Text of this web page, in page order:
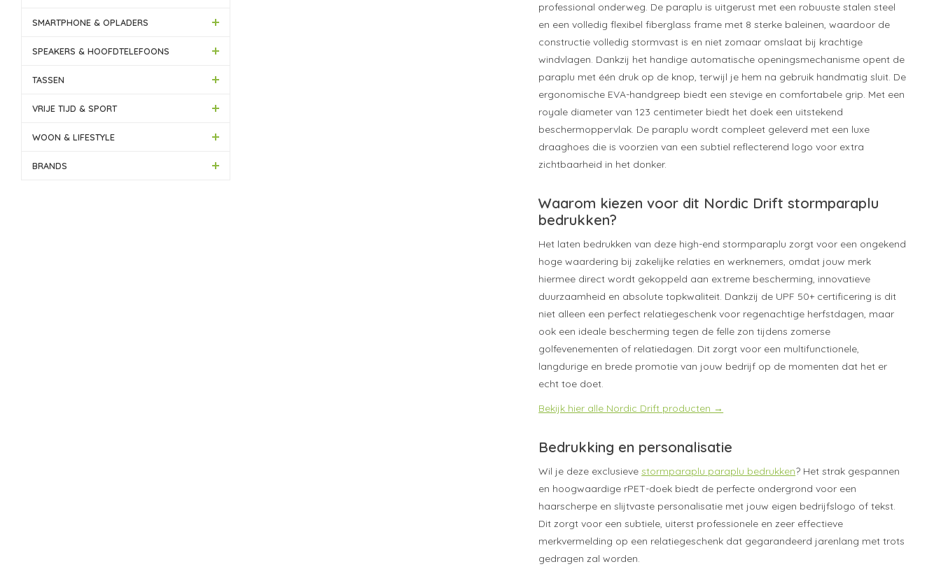
SMARTPHONE & OPLADERS
SPEAKERS & HOOFDTELEFOONS
TASSEN
VRIJE TIJD & SPORT
WOON & LIFESTYLE
BRANDS
professional onderweg. De paraplu is uitgerust met een robuuste stalen steel
en een volledig flexibel fiberglass frame met 8 sterke baleinen, waardoor de
constructie volledig stormvast is en niet zomaar omslaat bij krachtige
windvlagen. Dankzij het handige automatische openingsmechanisme opent de
paraplu met één druk op de knop, terwijl je hem na gebruik handmatig sluit. De
ergonomische EVA-handgreep biedt een stevige en comfortabele grip. Met een
royale diameter van 123 centimeter biedt het doek een uitstekend
beschermoppervlak. De paraplu wordt compleet geleverd met een luxe
draaghoes die is voorzien van een subtiel reflecterend logo voor extra
zichtbaarheid in het donker.
Waarom kiezen voor dit Nordic Drift stormparaplu
bedrukken?
Het laten bedrukken van deze high-end stormparaplu zorgt voor een ongekend
hoge waardering bij zakelijke relaties en werknemers, omdat jouw merk
hiermee direct wordt gekoppeld aan extreme bescherming, innovatieve
duurzaamheid en absolute topkwaliteit. Dankzij de UPF 50+ certificering is dit
niet alleen een perfect relatiegeschenk voor regenachtige herfstdagen, maar
ook een ideale bescherming tegen de felle zon tijdens zomerse
golfevenementen of relatiedagen. Dit zorgt voor een multifunctionele,
langdurige en brede promotie van jouw bedrijf op de momenten dat het er
echt toe doet.
Bekijk hier alle Nordic Drift producten →
Bedrukking en personalisatie
Wil je deze exclusievestormparaplu paraplu bedrukken? Het strak gespannen
en hoogwaardige rPET-doek biedt de perfecte ondergrond voor een
haarscherpe en slijtvaste personalisatie met jouw eigen bedrijfslogo of tekst.
Dit zorgt voor een subtiele, uiterst professionele en zeer effectieve
merkvermelding op een relatiegeschenk dat gegarandeerd jarenlang met trots
gedragen zal worden.